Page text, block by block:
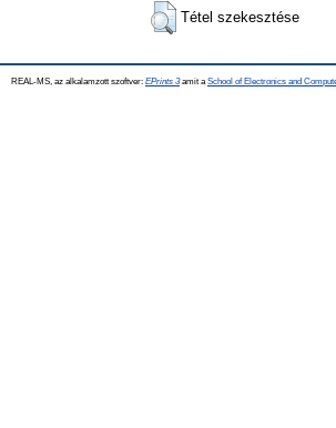
Tétel szekesztése
REAL-MS, az alkalamzott szoftver: EPrints 3amit a School of Electronics and